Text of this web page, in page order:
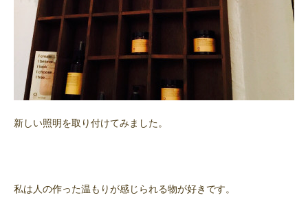
新しい照明を取り付けてみました。
私は人の作った温もりが感じられる物が好きです。